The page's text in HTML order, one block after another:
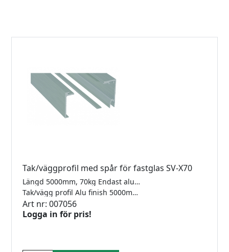
Tak/väggprofil med spår för fastglas SV-X70
Längd 5000mm, 70kg Endast aluminiumprofil, komplettera med nödvändiga beslag.
Tak/vägg profil Alu finish 5000mm
Art nr: 007056
Logga in för pris!